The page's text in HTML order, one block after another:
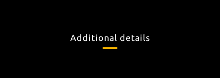
Additional details